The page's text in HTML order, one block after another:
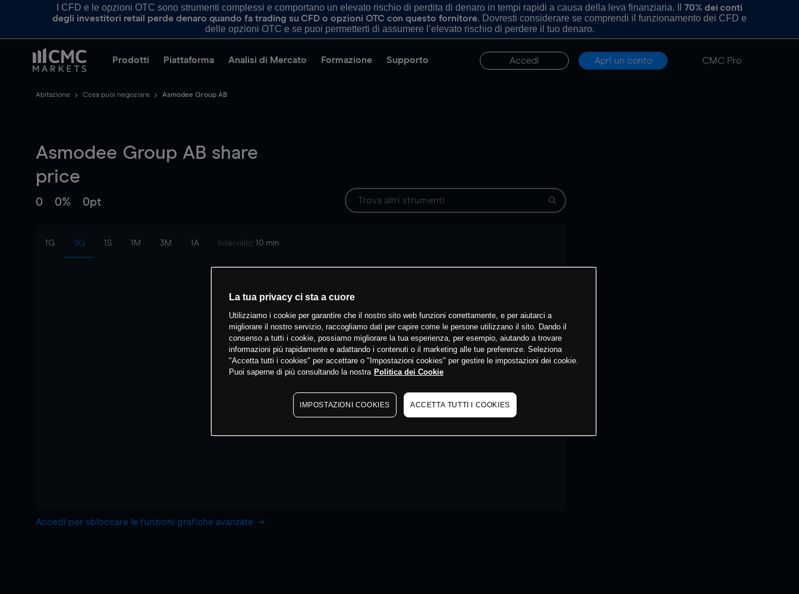
I CFD e le opzioni OTC sono strumenti complessi e comportano un elevato rischio di perdita di denaro in tempi rapidi a causa della leva finanziaria. Il 70% dei conti
degli investitori retail perde denaro quando fa trading su CFD o opzioni OTC con questo fornitore. Dovresti considerare se comprendi il funzionamento dei CFD e
delle opzioni OTC e se puoi permetterti di assumere l’elevato rischio di perdere il tuo denaro.
Prodotti Piattaforma Analisi di Mercato Formazione Supporto Accedi Apri un conto CMC Pro
Abitazione Cosa puoi negoziare Asmodee Group AB
Asmodee Group AB share
price
0 0% 0pt
1G 3G 1S 1M 3M 1A Intervallo: 10 min
Accedi per sbloccare le funzioni grafiche avanzate
La tua privacy ci sta a cuore
Utilizziamo i cookie per garantire che il nostro sito web funzioni correttamente, e per aiutarci a
migliorare il nostro servizio, raccogliamo dati per capire come le persone utilizzano il sito. Dando il
consenso a tutti i cookie, possiamo migliorare la tua esperienza, per esempio, aiutando a trovare
informazioni più rapidamente e adattando i contenuti o il marketing alle tue preferenze. Seleziona
"Accetta tutti i cookies" per accettare o "Impostazioni cookies" per gestire le impostazioni dei cookie.
Puoi saperne di più consultando la nostra Politica dei Cookie
IMPOSTAZIONI COOKIES ACCETTA TUTTI I COOKIES